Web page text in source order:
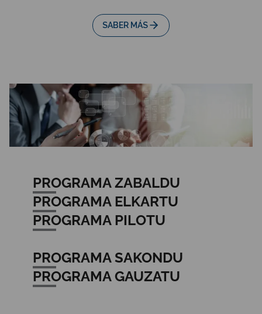
SABER MÁS
PROGRAMA ZABALDU
PROGRAMA ELKARTU
PROGRAMA PILOTU
PROGRAMA SAKONDU
PROGRAMA GAUZATU